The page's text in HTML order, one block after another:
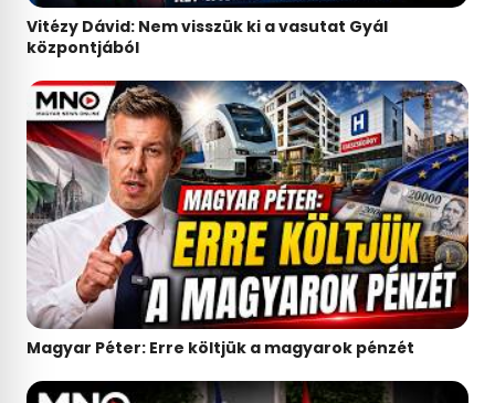
Vitézy Dávid: Nem visszük ki a vasutat Gyál
központjából
Magyar Péter: Erre költjük a magyarok pénzét